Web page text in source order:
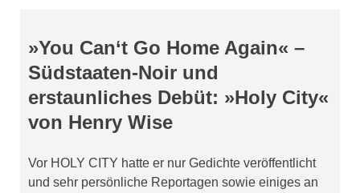
»You Can‘t Go Home Again« –
Südstaaten-Noir und
erstaunliches Debüt: »Holy City«
von Henry Wise
Vor HOLY CITY hatte er nur Gedichte veröffentlicht
und sehr persönliche Reportagen sowie einiges an